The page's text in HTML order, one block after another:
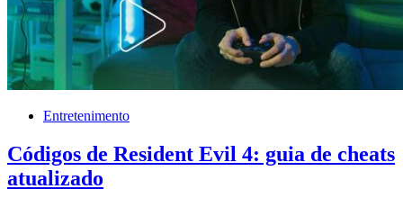
Entretenimento
Códigos de Resident Evil 4: guia de cheats
atualizado